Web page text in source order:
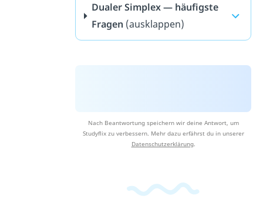
Dualer Simplex — häufigste
Fragen (ausklappen)
Nach Beantwortung speichern wir deine Antwort, um
Studyflix zu verbessern. Mehr dazu erfährst du in unserer
Datenschutzerklärung.